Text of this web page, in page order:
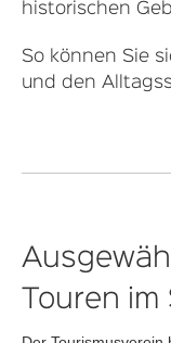
historischen
So können Sie
und den
Touren